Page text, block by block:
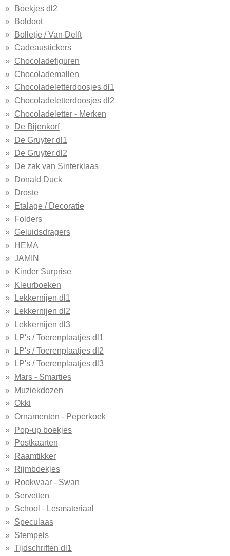
Boekjes dl2
Boldoot
Bolletje / Van Delft
Cadeaustickers
Chocoladefiguren
Chocolademallen
Chocoladeletterdoosjes dl1
Chocoladeletterdoosjes dl2
Chocoladeletter - Merken
De Bijenkorf
De Gruyter dl1
De Gruyter dl2
De zak van Sinterklaas
Donald Duck
Droste
Etalage / Decoratie
Folders
Geluidsdragers
HEMA
JAMIN
Kinder Surprise
Kleurboeken
Lekkernijen dl1
Lekkernijen dl2
Lekkernijen dl3
LP's / Toerenplaatjes dl1
LP's / Toerenplaatjes dl2
LP's / Toerenplaatjes dl3
Mars - Smarties
Muziekdozen
Okki
Ornamenten - Peperkoek
Pop-up boekjes
Postkaarten
Raamtikker
Rijmboekjes
Rookwaar - Swan
Servetten
School - Lesmateriaal
Speculaas
Stempels
Tijdschriften dl1